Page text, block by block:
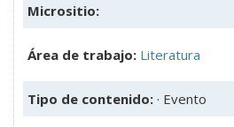
Micrositio:
Área de trabajo: Literatura
Tipo de contenido: · Evento